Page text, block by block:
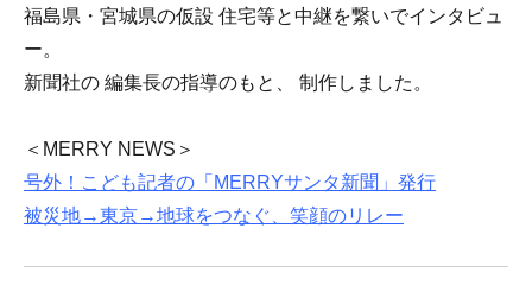
福島県・宮城県の仮設 住宅等と中継を繋いでインタビュ
ー。
新聞社の 編集長の指導のもと、 制作しました。
＜MERRY NEWS＞
号外！こども記者の「MERRYサンタ新聞」発行
被災地→東京→地球をつなぐ、笑顔のリレー